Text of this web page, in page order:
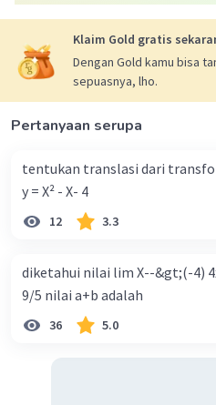
Klaim Gold gratis
Dengan Gold kamu bisa
sepuasnya, lho.
Pertanyaan serupa
tentukan translasi dari
y = X² - X- 4
12 3.3
diketahui nilai lim X--&gt;(-4)
9/5 nilai a+b adalah
36 5.0